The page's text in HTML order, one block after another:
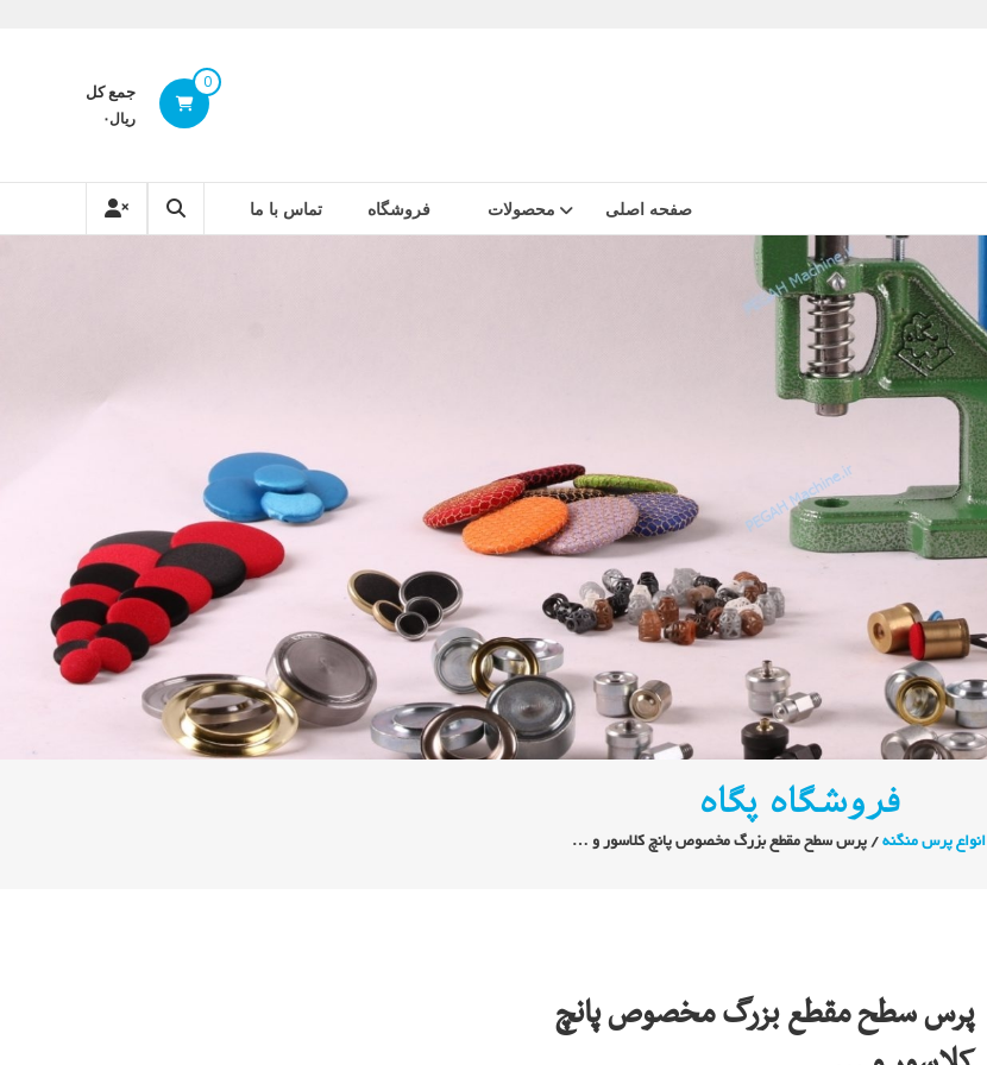
0 جمع کل
ریال۰
صفحه اصلی محصولات فروشگاه تماس با ما
فروشگاه پگاه
انواع پرس منگنه / پرس سطح مقطع بزرگ مخصوص پانچ کلاسور و …
پرس سطح مقطع بزرگ مخصوص پانچ